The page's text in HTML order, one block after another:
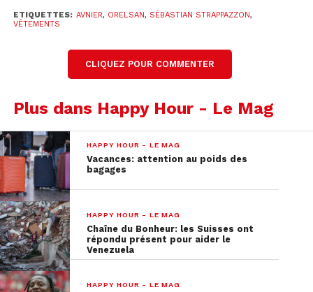
ETIQUETTES: AVNIER, ORELSAN, SÉBASTIAN STRAPPAZZON,
VÊTEMENTS
CLIQUEZ POUR COMMENTER
Plus dans Happy Hour - Le Mag
HAPPY HOUR - LE MAG
Vacances: attention au poids des
bagages
HAPPY HOUR - LE MAG
Chaîne du Bonheur: les Suisses ont
répondu présent pour aider le
Venezuela
HAPPY HOUR - LE MAG